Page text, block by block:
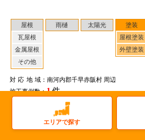
屋根
瓦屋根
金属屋根
その他
雨樋 太陽光
塗装
屋根塗装
外壁塗装
対応地域：南河内郡千早赤阪村 周辺
施工事例数：1件
工事店住所：大阪府東大阪市柏田西
エリアで探す